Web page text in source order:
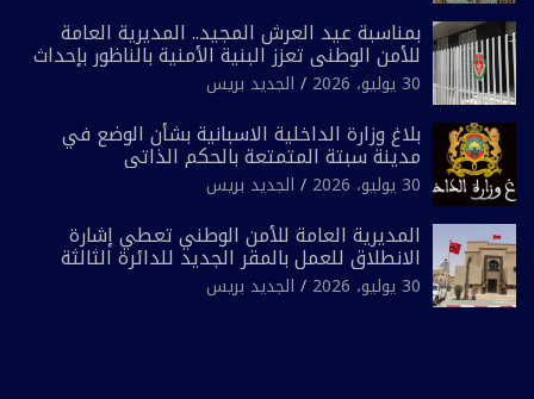
بمناسبة عيد العرش المجيد.. المديرية العامة
للأمن الوطني تعزز البنية الأمنية بالناظور بإحداث
فرقتين جديدتين
30 يوليو، 2026 الجديد بريس
بلاغ وزارة الداخلية الاسبانية بشأن الوضع في
مدينة سبتة المتمتعة بالحكم الذاتي
30 يوليو، 2026 الجديد بريس
المديرية العامة للأمن الوطني تعطي إشارة
الانطلاق للعمل بالمقر الجديد للدائرة الثالثة
للشرطة بولاية أمن العيون
30 يوليو، 2026 الجديد بريس